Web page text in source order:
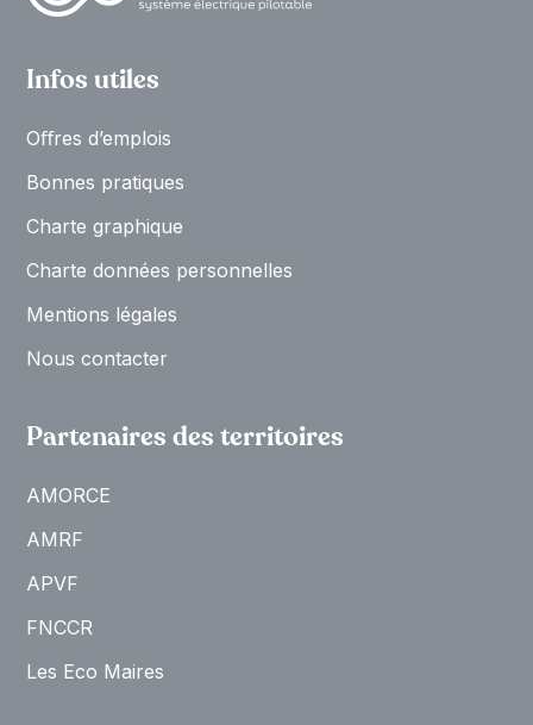
Infos utiles
Oﬀres d’emplois
Bonnes pratiques
Charte graphique
Charte données personnelles
Mentions légales
Nous contacter
Partenaires des territoires
AMORCE
AMRF
APVF
FNCCR
Les Eco Maires